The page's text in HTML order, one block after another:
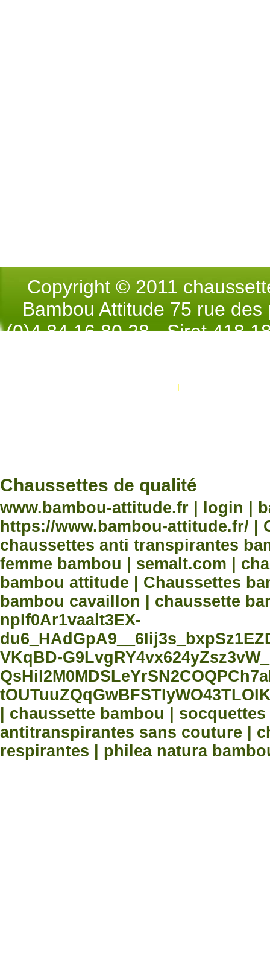
Copyright © 2011
Bambou Attitude 75 rue
(0)4.84.16.80.28 - Siret 418
Chaussettes de qualité
www.bambou-attitude.fr | login |
https://www.bambou-attitude.fr/ |
chaussettes anti transpirantes
femme bambou | semalt.com |
bambou attitude | Chaussettes
bambou cavaillon | chaussette
npIf0Ar1vaalt3EX-
VKqBD-
| chaussette bambou |
antitranspirantes sans couture |
respirantes | philea natura